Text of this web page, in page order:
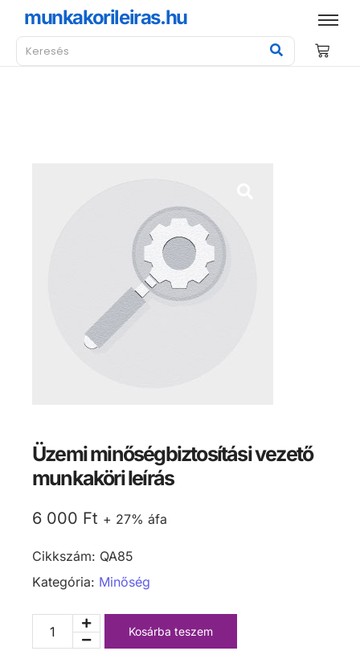
munkakorileiras.hu
Üzemi minőségbiztosítási vezető
munkaköri leírás
6 000 Ft + 27% áfa
Cikkszám: QA85
Kategória: Minőség
Kosárba teszem